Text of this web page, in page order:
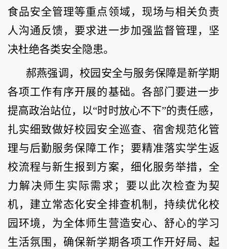
食品安全管理等重点领域，现场与相关负责
人沟通反馈，要求进一步加强监督管理，坚
决杜绝各类安全隐患。
郝燕强调，校园安全与服务保障是新学期
各项工作有序开展的基础。各部门要进一步
提高政治站位，以“时时放心不下”的责任感，
扎实细致做好校园安全巡查、宿舍规范化管
理与后勤服务保障工作；要精准落实学生返
校流程与新生报到方案，细化服务举措，全
力解决师生实际需求；要以此次检查为契
机，建立常态化安全排查机制，持续优化校
园环境，为全体师生营造安心、舒心的学习
生活氛围，确保新学期各项工作开好局、起